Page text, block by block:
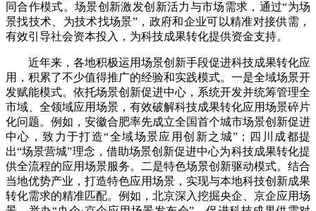
同合作模式。场景创新激发创新活力与市场需求，通过“为场
景找技术、为技术找场景”，政府和企业可以精准对接供需，
有效引导社会资本投入，为科技成果转化提供资金支持。
近年来，各地积极运用场景创新手段促进科技成果转化应
用，积累了不少值得推广的经验和实践模式。一是全域场景开
发赋能模式。依托场景创新促进中心，系统开发并统筹管理全
市域、全领域应用场景，有效破解科技成果转化应用场景碎片
化问题。例如，安徽合肥率先成立全国首个城市场景创新促进
中心，致力于打造“全域场景应用创新之城”；四川成都提
出“场景营城”理念，借助场景创新促进中心为科技成果转化提
供全流程的应用场景服务。二是特色场景创新驱动模式。结合
当地优势产业，打造特色应用场景，实现与本地科技创新成果
转化需求的精准匹配。例如，北京深入挖掘央企、京企应用场